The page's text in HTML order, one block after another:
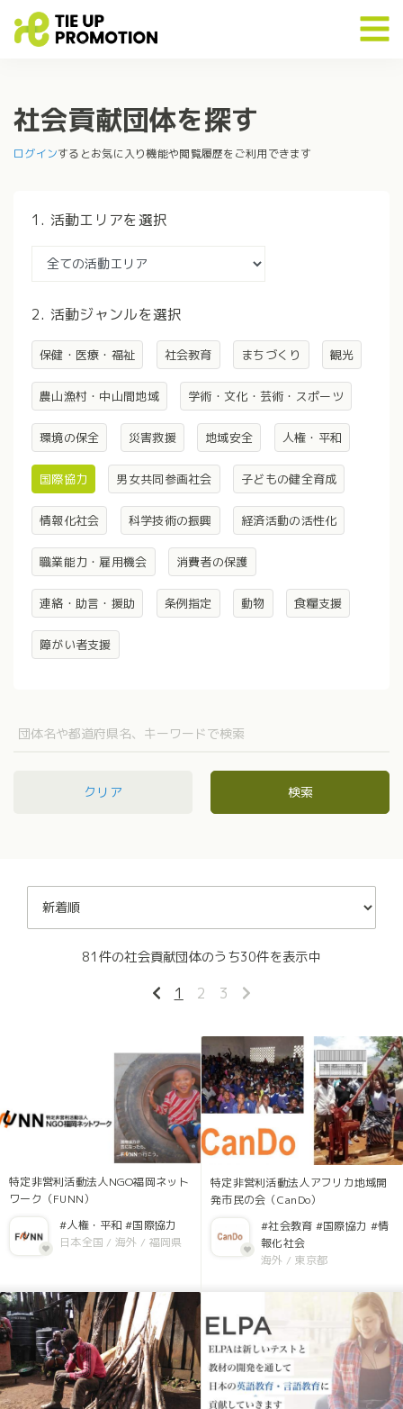
社会貢献団体を探す
ログインするとお気に入り機能や閲覧履歴をご利用できます
1. 活動エリアを選択
2. 活動ジャンルを選択
保健・医療・福祉 社会教育 まちづくり 観光
農山漁村・中山間地域 学術・文化・芸術・スポーツ
環境の保全 災害救援 地域安全 人権・平和
国際協力 男女共同参画社会 子どもの健全育成
情報化社会 科学技術の振興 経済活動の活性化
職業能力・雇用機会 消費者の保護
連絡・助言・援助 条例指定 動物 食糧支援
障がい者支援
クリア 検索
81件の社会貢献団体のうち30件を表示中
1 2 3
特定非営利活動法人NGO福岡ネット
ワーク（FUNN）
#人権・平和 #国際協力
日本全国 / 海外 / 福岡県
特定非営利活動法人アフリカ地域開
発市民の会（CanDo）
#社会教育 #国際協力 #情
報化社会
海外 / 東京都